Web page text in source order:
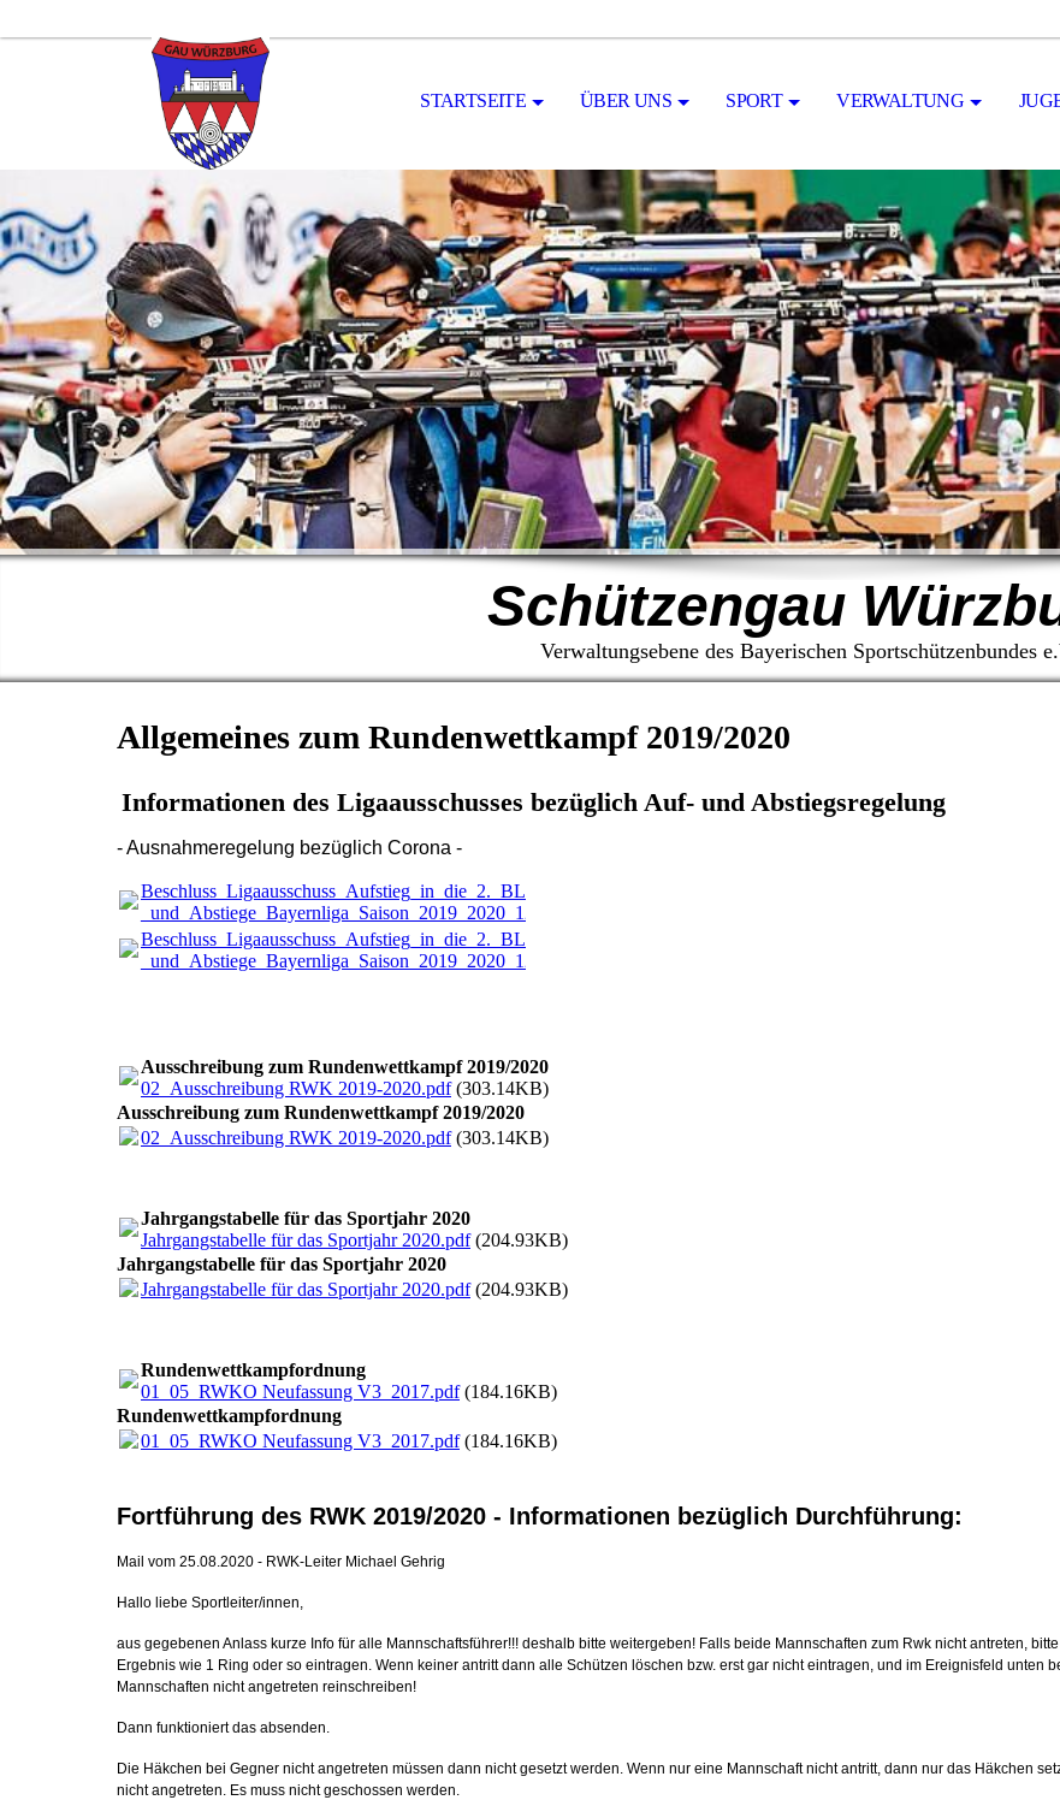
STARTSEITE ÜBER UNS SPORT VERWALTUNG
Schützengau
Verwaltungsebene des Bayerischen Sportschützenbundes
Allgemeines zum Rundenwettkampf 2019/2020
Informationen des Ligaausschusses bezüglich Auf- und Abstiegsregelung
- Ausnahmeregelung bezüglich Corona -
Beschluss_Ligaausschuss_Aufstieg_in_die_2._BL_Süd_Auf-
_und_Abstiege_Bayernliga_Saison_2019_2020_12.5.2020.pdf
Beschluss_Ligaausschuss_Aufstieg_in_die_2._BL_Süd_Auf-
_und_Abstiege_Bayernliga_Saison_2019_2020_12.5.2020.pdf
Ausschreibung zum Rundenwettkampf 2019/2020
02_Ausschreibung RWK 2019-2020.pdf(303.14KB)
Ausschreibung zum Rundenwettkampf 2019/2020
02_Ausschreibung RWK 2019-2020.pdf(303.14KB)
Jahrgangstabelle für das Sportjahr 2020
Jahrgangstabelle für das Sportjahr 2020.pdf(204.93KB)
Jahrgangstabelle für das Sportjahr 2020
Jahrgangstabelle für das Sportjahr 2020.pdf(204.93KB)
Rundenwettkampfordnung
01_05_RWKO Neufassung V3_2017.pdf(184.16KB)
Rundenwettkampfordnung
01_05_RWKO Neufassung V3_2017.pdf(184.16KB)
Fortführung des RWK 2019/2020 - Informationen bezüglich Durchführung:
Mail vom 25.08.2020 - RWK-Leiter Michael Gehrig
Hallo liebe Sportleiter/innen,
aus gegebenen Anlass kurze Info für alle Mannschaftsführer!!! deshalb bitte weitergeben! Falls beide Mannschaften zum Rwk nicht antreten,
Ergebnis wie 1 Ring oder so eintragen. Wenn keiner antritt dann alle Schützen löschen bzw. erst gar nicht eintragen, und im Ereignisfeld unten
Mannschaften nicht angetreten reinschreiben!
Dann funktioniert das absenden.
Die Häkchen bei Gegner nicht angetreten müssen dann nicht gesetzt werden. Wenn nur eine Mannschaft nicht antritt, dann nur das Häkchen
nicht angetreten. Es muss nicht geschossen werden.